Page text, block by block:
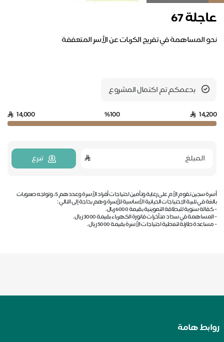
عاجلة 67
بدعمكم تم اكتمال المشروع
14,200
%100
14,000
تبرع
أسرة سجين تقوم الأم على رعاية وتأمين احتياجات أفراد الأسرة وعددهم 5 ، وتواجه صعوبات
بالغة في تلبية الاحتياجات الحياتية الأساسية للأسرة وهم بحاجة إلى التالي :
- كفالة سنوية للبطاقة التموينية بقيمة 6000 ريال .
- المساهمة في سداد متأخرات فاتورة الكهرباء بقيمة 3000 ريال .
- مساعدة طارئة لتغطية احتياجات الأسرة بقيمة 5000 ريال .
روابط هامة